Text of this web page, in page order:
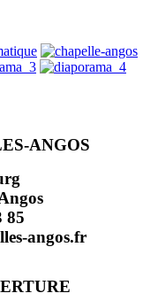
ANGOS
85
angos.fr